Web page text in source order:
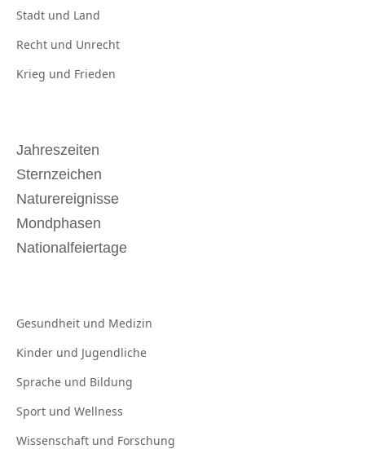
Stadt und Land
Recht und Unrecht
Krieg und Frieden
Jahreszeiten
Sternzeichen
Naturereignisse
Mondphasen
Nationalfeiertage
Gesundheit und Medizin
Kinder und Jugendliche
Sprache und Bildung
Sport und Wellness
Wissenschaft und Forschung